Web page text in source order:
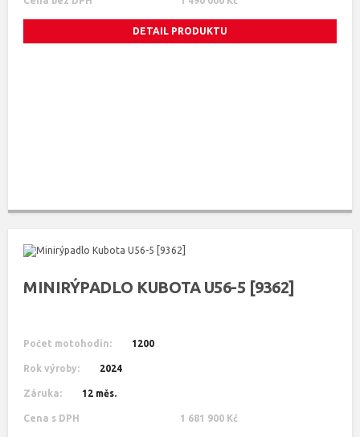
DETAIL PRODUKTU
MINIRÝPADLO KUBOTA U56-5 [9362]
Počet motohodin: 1200
Rok výroby: 2024
Záruka: 12 měs.
Cena s DPH 1 681 900 Kč